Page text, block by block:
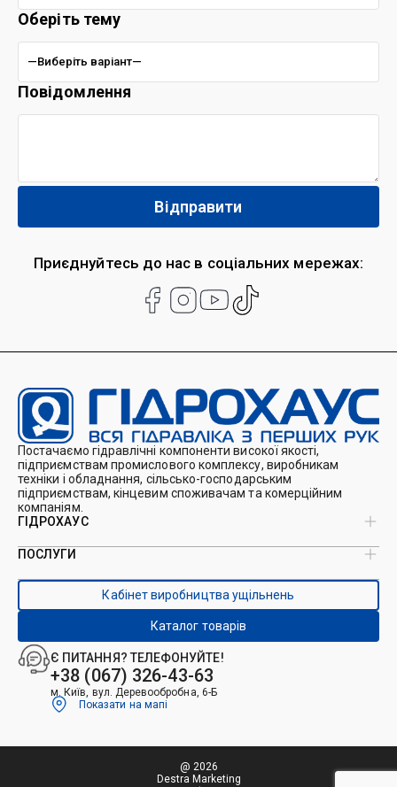
Приєднуйтесь до нас в соціальних мережах:
Оберіть тему
Повідомлення
Постачаємо гідравлічні компоненти високої якості,
підприємствам промислового комплексу, виробникам
техніки і обладнання, сільсько-господарським
підприємствам, кінцевим споживачам та комерційним
компаніям.
Є ПИТАННЯ? ТЕЛЕФОНУЙТЕ!
+38 (067) 326-43-63
м. Київ, вул. Деревообробна, 6-Б
Показати на мапі
ГІДРОХАУС
Про нас
Каталоги
Контакти
ПОСЛУГИ
Виробництво ущільнень
Виробництво гідроциліндрів
Ремонт гідроциліндрів
Ремонт і виготовлення РВТ
Ремонт техніки
Гідрофікація авто
Кабінет виробництва ущільнень
Каталог товарів
@ 2026
Destra Marketing